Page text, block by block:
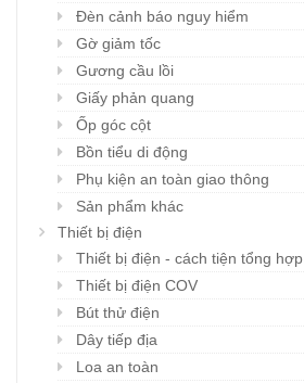
Đèn cảnh báo nguy hiểm
Gờ giảm tốc
Gương cầu lồi
Giấy phản quang
Ốp góc cột
Bồn tiểu di động
Phụ kiện an toàn giao thông
Sản phẩm khác
Thiết bị điện
Thiết bị điện - cách tiện tổng hợp
Thiết bị điện COV
Bút thử điện
Dây tiếp địa
Loa an toàn